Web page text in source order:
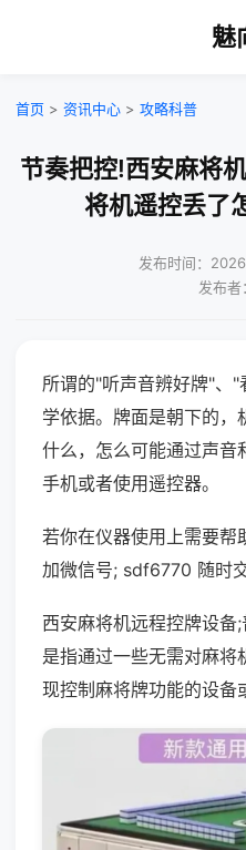
魅
首页 > 资讯中心 > 攻略科普
节奏把控!西安麻将
将机遥控丢了
发布时间：
发布者
所谓的"听声音辨好牌"、
学依据。牌面是朝下的，
什么，怎么可能通过声音
手机或者使用遥控器。
若你在仪器使用上需要帮
加微信号; sdf6770 随时交
西安麻将机远程控牌设备
是指通过一些无需对麻将
现控制麻将牌功能的设备